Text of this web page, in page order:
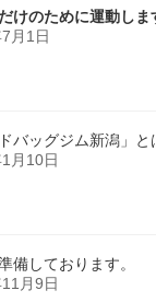
けのために運動しま
月1日
ドバッグジム新潟」と
月10日
備しております。
月9日